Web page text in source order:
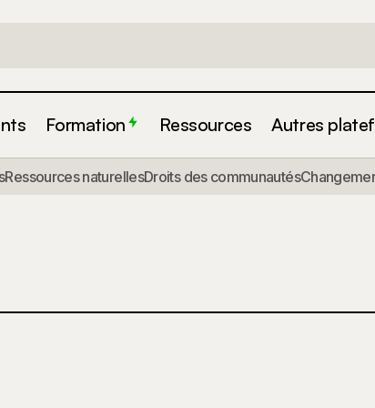
Formation Ressources Autres
Ressources naturellesDroits des communautés